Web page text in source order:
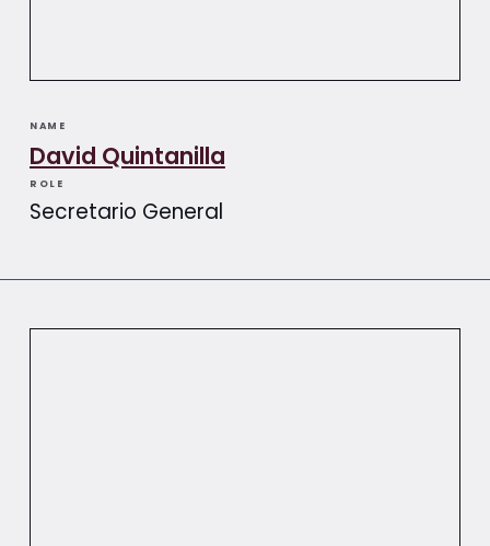
NAME
David Quintanilla
ROLE
Secretario General